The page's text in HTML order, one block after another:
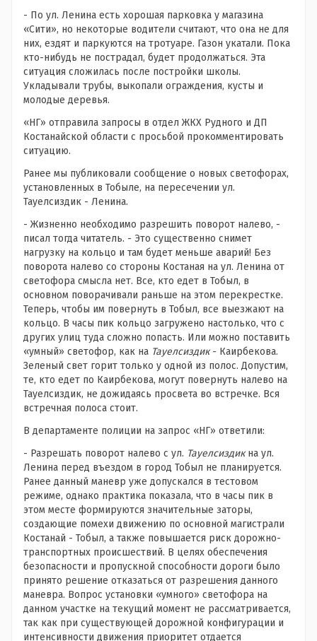
- По ул. Ленина есть хорошая парковка у магазина
«Сити», но некоторые водители считают, что она не для
них, ездят и паркуются на тротуаре. Газон укатали. Пока
кто-нибудь не пострадал, будет продолжаться. Эта
ситуация сложилась после постройки школы.
Укладывали трубы, выкопали ограждения, кусты и
молодые деревья.
«НГ» отправила запросы в отдел ЖКХ Рудного и ДП
Костанайской области с просьбой прокомментировать
ситуацию.
Ранее мы публиковали сообщение о новых светофорах,
установленных в Тобыле, на пересечении ул.
Тауелсиздик - Ленина.
- Жизненно необходимо разрешить поворот налево, -
писал тогда читатель. - Это существенно снимет
нагрузку на кольцо и там будет меньше аварий! Без
поворота налево со стороны Костаная на ул. Ленина от
светофора смысла нет. Все, кто едет в Тобыл, в
основном поворачивали раньше на этом перекрестке.
Теперь, чтобы им повернуть в Тобыл, все выезжают на
кольцо. В часы пик кольцо загружено настолько, что с
других улиц туда сложно попасть. Или можно поставить
«умный» светофор, как на Тауелсиздик- Каирбекова.
Зеленый свет горит только у одной из полос. Допустим,
те, кто едет по Каирбекова, могут повернуть налево на
Тауелсиздик, не дожидаясь просвета во встречке. Вся
встречная полоса стоит.
В департаменте полиции на запрос «НГ» ответили:
- Разрешать поворот налево с ул. Тауелсиздикна ул.
Ленина перед въездом в город Тобыл не планируется.
Ранее данный маневр уже допускался в тестовом
режиме, однако практика показала, что в часы пик в
этом месте формируются значительные заторы,
создающие помехи движению по основной магистрали
Костанай - Тобыл, а также повышается риск дорожно-
транспортных происшествий. В целях обеспечения
безопасности и пропускной способности дороги было
принято решение отказаться от разрешения данного
маневра. Вопрос установки «умного» светофора на
данном участке на текущий момент не рассматривается,
так как при существующей дорожной конфигурации и
интенсивности движения приоритет отдается